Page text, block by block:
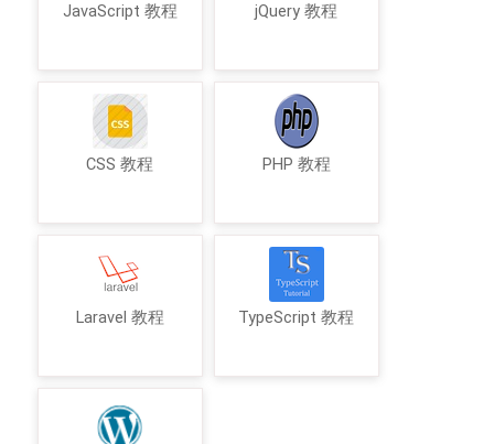
JavaScript 教程 jQuery 教程
CSS 教程 PHP 教程
Laravel 教程 TypeScript 教程